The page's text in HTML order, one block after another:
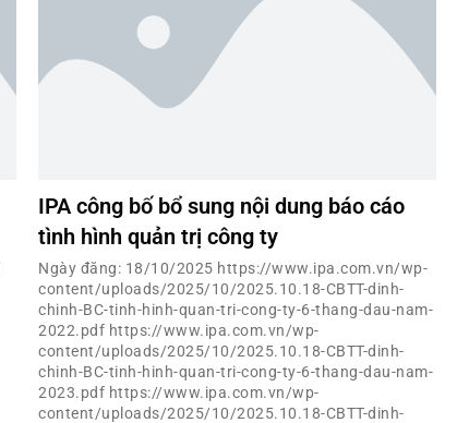
IPA công bố bổ sung nội dung báo cáo
tình hình quản trị công ty
Ngày đăng: 18/10/2025 https://www.ipa.com.vn/wp-
content/uploads/2025/10/2025.10.18-CBTT-dinh-
chinh-BC-tinh-hinh-quan-tri-cong-ty-6-thang-dau-nam-
2022.pdf https://www.ipa.com.vn/wp-
content/uploads/2025/10/2025.10.18-CBTT-dinh-
chinh-BC-tinh-hinh-quan-tri-cong-ty-6-thang-dau-nam-
2023.pdf https://www.ipa.com.vn/wp-
content/uploads/2025/10/2025.10.18-CBTT-dinh-